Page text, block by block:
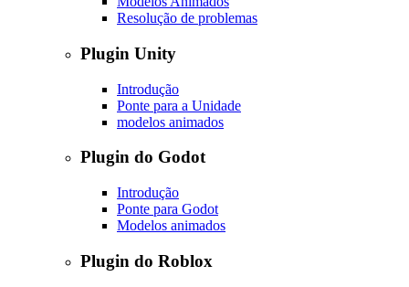
Resolução de problemas
Plugin Unity
Introdução
Ponte para a Unidade
modelos animados
Plugin do Godot
Introdução
Ponte para Godot
Modelos animados
Plugin do Roblox